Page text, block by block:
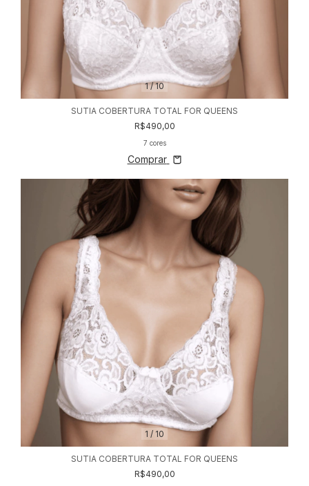
1/10
SUTIA COBERTURA TOTAL FOR QUEENS
R$490,00
7 cores
Comprar
1 / 10
SUTIA COBERTURA TOTAL FOR QUEENS
R$490,00